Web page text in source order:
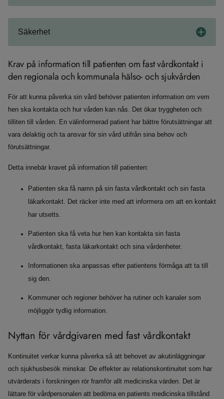
Säkerhet
Krav på information till patienten om fast vårdkontakt i
den regionala och kommunala hälso- och sjukvården
För att kunna påverka sin vård behöver patienten information om vem
hen ska kontakta och hur vården kan nås. Det ökar tryggheten och
tilliten till vården. En välinformerad patient har bättre förutsättningar att
vara delaktig och ta ansvar för sin vård utifrån sina behov och
förutsättningar.
Detta innebär kravet på information till patienten:
Patienten ska få namn på sin fasta vårdkontakt och sin fasta
läkarkontakt. Det räcker inte med att informera om att en kontakt
har utsetts.
Patienten ska få veta hur hen kan kontakta sin fasta
vårdkontakt, fasta läkarkontakt och sina vårdenheter.
Informationen ska anpassas efter patientens förmåga att ta till
sig den.
Kommuner och regioner behöver ha rutiner och kanaler som
möjliggör tydlig information.
Nyttan för vårdgivaren med fast vårdkontakt
Kontinuitet verkar kunna påverka så att behovet av akutinläggningar
och sjukhusbesök minskar. De effekter av relationskontinuitet som har
utvärderats i forskningen rör framför allt medicinska värden. Det är
lättare för vårdpersonalen att bedöma en patients medicinska tillstånd